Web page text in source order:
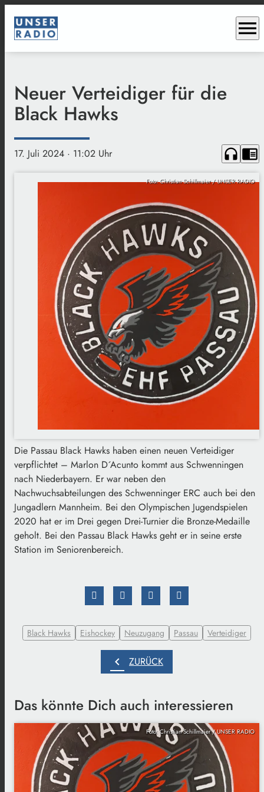
menu
Neuer Verteidiger für die
Black Hawks
17. Juli 2024 · 11:02 Uhr headphones chrome_reader_mode
Foto: Christian Schillmaier / UNSER RADIO
Die Passau Black Hawks haben einen neuen Verteidiger
verpflichtet – Marlon D´Acunto kommt aus Schwenningen
nach Niederbayern. Er war neben den
Nachwuchsabteilungen des Schwenninger ERC auch bei den
Jungadlern Mannheim. Bei den Olympischen Jugendspielen
2020 hat er im Drei gegen Drei-Turnier die Bronze-Medaille
geholt. Bei den Passau Black Hawks geht er in seine erste
Station im Seniorenbereich.
Black Hawks Eishockey Neuzugang Passau Verteidiger
chevron_left ZURÜCK
Das könnte Dich auch interessieren
Foto: Christian Schillmaier / UNSER RADIO